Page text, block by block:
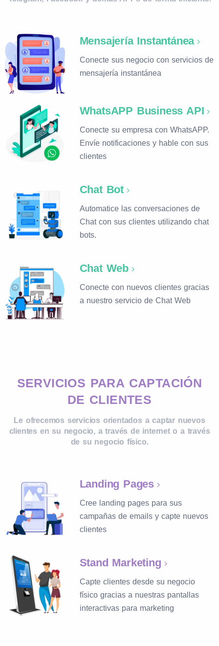
Mensajería Instantánea
Conecte sus negocio con servicios de
mensajería instantánea
WhatsAPP Business API
Conecte su empresa con WhatsAPP.
Envíe notificaciones y hable con sus
clientes
Chat Bot
Automatice las conversaciones de
Chat con sus clientes utilizando chat
bots.
Chat Web
Conecte con nuevos clientes gracias
a nuestro servicio de Chat Web
SERVICIOS PARA CAPTACIÓN
DE CLIENTES
Le ofrecemos servicios orientados a captar nuevos
clientes en su negocio, a través de internet o a través
de su negocio físico.
Landing Pages
Cree landing pages para sus
campañas de emails y capte nuevos
clientes
Stand Marketing
Capte clientes desde su negocio
físico gracias a nuestras pantallas
interactivas para marketing